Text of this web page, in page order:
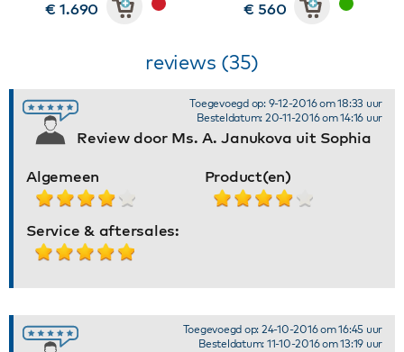
€ 1.690 € 560
reviews (35)
Review door Ms. A. Janukova uit Sophia
Toegevoegd op: 9-12-2016 om 18:33 uur
Besteldatum: 20-11-2016 om 14:16 uur
Algemeen Product(en)
Service & aftersales:
Toegevoegd op: 24-10-2016 om 16:45 uur
Besteldatum: 11-10-2016 om 13:19 uur